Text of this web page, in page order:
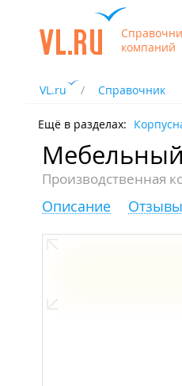
компаний
VL.ru Справочник
Ещё в разделах:
Производственная
Описание Отзывы